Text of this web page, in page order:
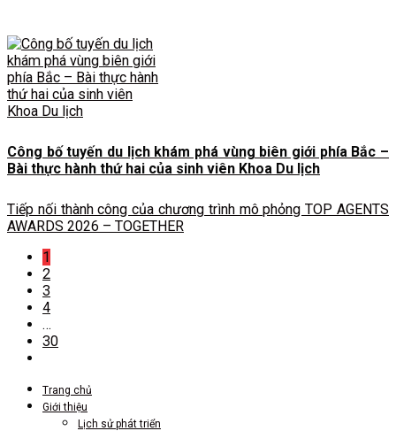
Công bố tuyến du lịch khám phá vùng biên giới phía Bắc –
Bài thực hành thứ hai của sinh viên Khoa Du lịch
Tiếp nối thành công của chương trình mô phỏng TOP AGENTS
AWARDS 2026 – TOGETHER
1
2
3
4
…
30
Trang chủ
Giới thiệu
Lịch sử phát triển